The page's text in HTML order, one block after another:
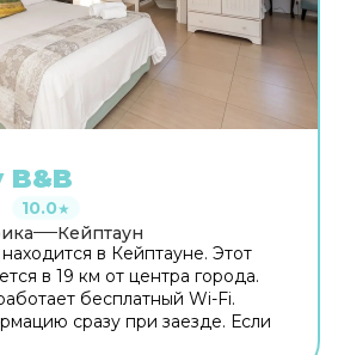
10.0★
Кейптаун
в Кейптауне. Этот
в 19 км от центра города.
бесплатный Wi-Fi.
сразу при заезде. Если